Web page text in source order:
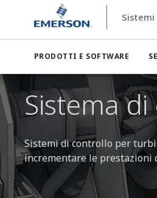
PRODOTTI E SOFTWARE
Sistema
Sistemi di controllo per
incrementare le prestazioni